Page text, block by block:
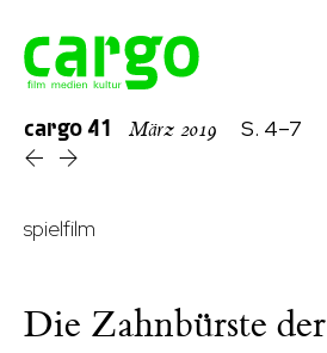
cargo41 März 2019 S. 4–7
spielfilm
Die Zahnbürste der